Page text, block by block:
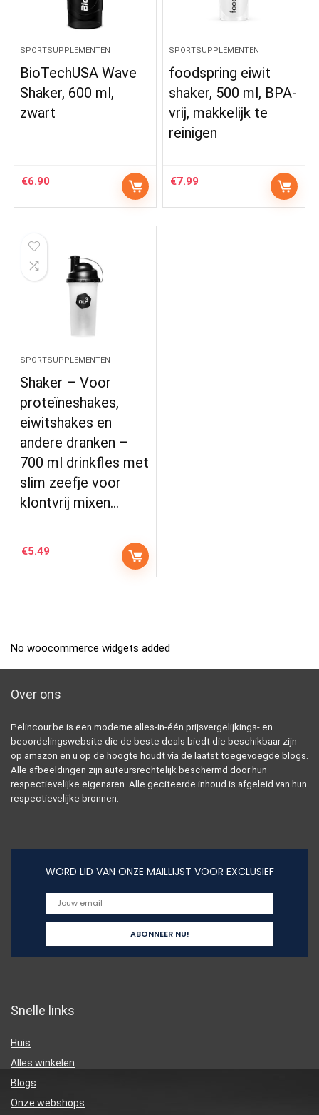
SPORTSUPPLEMENTEN
BioTechUSA Wave
Shaker, 600 ml,
zwart
€6.90
SPORTSUPPLEMENTEN
foodspring eiwit
shaker, 500 ml, BPA-
vrij, makkelijk te
reinigen
€7.99
SPORTSUPPLEMENTEN
Shaker – Voor
proteïneshakes,
eiwitshakes en
andere dranken –
700 ml drinkfles met
slim zeefje voor
klontvrij mixen…
€5.49
No woocommerce widgets added
Over ons
Pelincour.be is een moderne alles-in-één prijsvergelijkings- en
beoordelingswebsite die de beste deals biedt die beschikbaar zijn
op amazon en u op de hoogte houdt via de laatst toegevoegde blogs.
Alle afbeeldingen zijn auteursrechtelijk beschermd door hun
respectievelijke eigenaren. Alle geciteerde inhoud is afgeleid van hun
respectievelijke bronnen.
WORD LID VAN ONZE MAILLIJST VOOR EXCLUSIEF
Snelle links
Huis
Alles winkelen
Blogs
Onze webshops